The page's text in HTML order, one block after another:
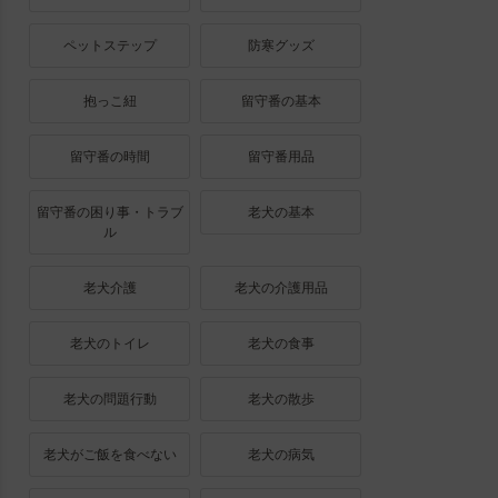
ペットステップ 防寒グッズ
抱っこ紐 留守番の基本
留守番の時間 留守番用品
留守番の困り事・トラブ
ル
老犬の基本
老犬介護 老犬の介護用品
老犬のトイレ 老犬の食事
老犬の問題行動 老犬の散歩
老犬がご飯を食べない 老犬の病気